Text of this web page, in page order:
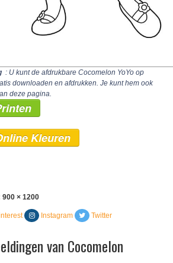
: U kunt de afdrukbare Cocomelon YoYo op
downloaden en afdrukken. Je kunt hem ook
deze pagina.
Kleuren
900 × 1200
Instagram Twitter
van Cocomelon